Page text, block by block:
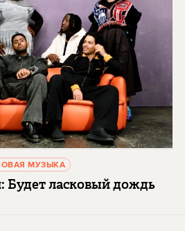
МУЗЫКА
Будет ласковый дождь